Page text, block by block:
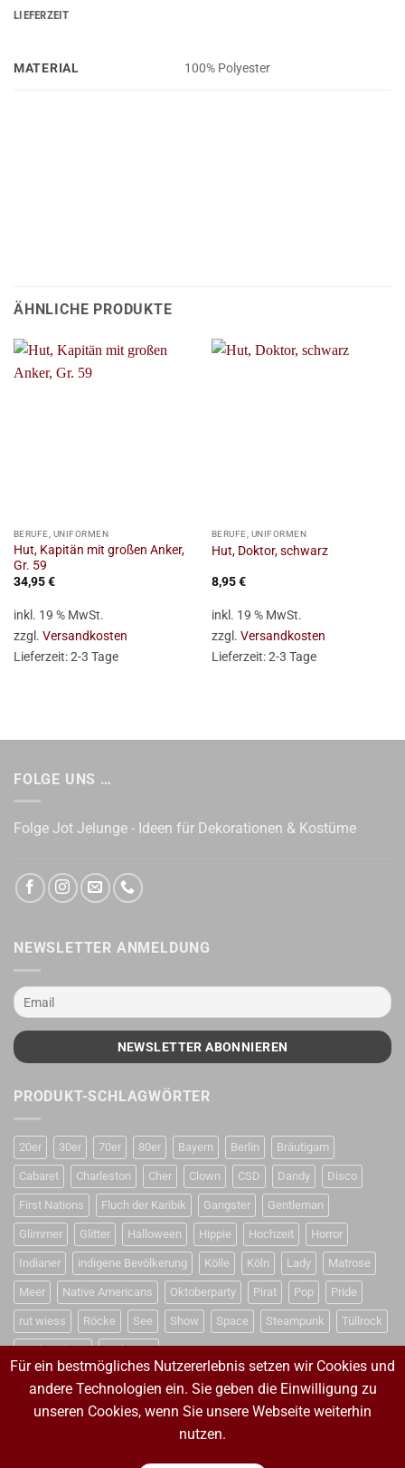
LIEFERZEIT
MATERIAL 100% Polyester
ÄHNLICHE PRODUKTE
BERUFE, UNIFORMEN
Hut, Kapitän mit großen Anker,
Gr. 59
34,95€
inkl. 19 % MwSt.
zzgl. Versandkosten
Lieferzeit:2-3 Tage
BERUFE, UNIFORMEN
Hut, Doktor, schwarz
8,95€
inkl. 19 % MwSt.
zzgl. Versandkosten
Lieferzeit:2-3 Tage
FOLGE UNS …
Folge Jot Jelunge - Ideen für Dekorationen & Kostüme
NEWSLETTER ANMELDUNG
PRODUKT-SCHLAGWÖRTER
20er 30er 70er 80er Bayern Berlin Bräutigam
Cabaret Charleston Cher Clown CSD Dandy Disco
First Nations Fluch der Karibik Gangster Gentleman
Glimmer Glitter Halloween Hippie Hochzeit Horror
Indianer indigene Bevölkerung Kölle Köln Lady Matrose
Meer Native Americans Oktoberparty Pirat Pop Pride
rut wiess Röcke See Show Space Steampunk Tüllrock
Weihnachten Weltraum
VERTRAG WIDERRUFEN
Für ein bestmögliches Nutzererlebnis setzen wir Cookies und
andere Technologien ein. Sie geben die Einwilligung zu
unseren Cookies, wenn Sie unsere Webseite weiterhin
nutzen.